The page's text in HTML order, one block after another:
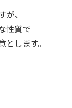
、
性質で
します。